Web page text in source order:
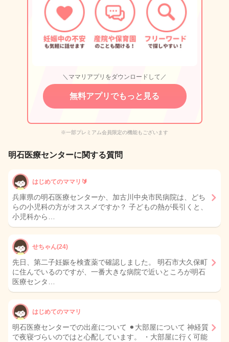
＼ママリアプリをダウンロードして／
無料アプリでもっと見る
※一部プレミアム会員限定の機能もございます
明石医療センターに関する質問
はじめてのママリ🔰
兵庫県の明石医療センターか、加古川中央市民病院は、どち
らの小児科の方がオススメですか？ 子どもの熱が長引くと、
小児科から…
せちゃん(24)
先日、第二子妊娠を検査薬で確認しました。 明石市大久保町
に住んでいるのですが、一番大きな病院で近いところが明石
医療センタ…
はじめてのママリ
明石医療センターでの出産について ⚫︎大部屋について 神経質
で夜寝づらいのではと心配しています。 ・大部屋に行く可能